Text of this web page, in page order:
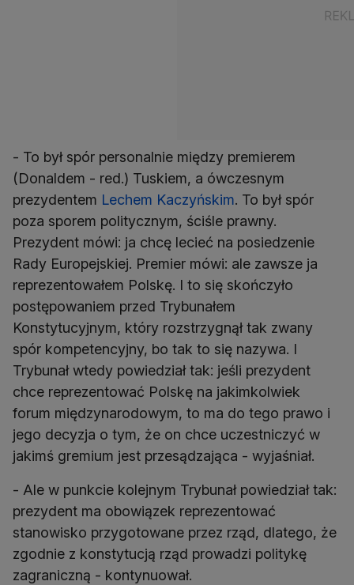
- To był spór personalnie między premierem
(Donaldem - red.) Tuskiem, a ówczesnym
prezydentem Lechem Kaczyńskim. To był spór
poza sporem politycznym, ściśle prawny.
Prezydent mówi: ja chcę lecieć na posiedzenie
Rady Europejskiej. Premier mówi: ale zawsze ja
reprezentowałem Polskę. I to się skończyło
postępowaniem przed Trybunałem
Konstytucyjnym, który rozstrzygnął tak zwany
spór kompetencyjny, bo tak to się nazywa. I
Trybunał wtedy powiedział tak: jeśli prezydent
chce reprezentować Polskę na jakimkolwiek
forum międzynarodowym, to ma do tego prawo i
jego decyzja o tym, że on chce uczestniczyć w
jakimś gremium jest przesądzająca - wyjaśniał.
- Ale w punkcie kolejnym Trybunał powiedział tak:
prezydent ma obowiązek reprezentować
stanowisko przygotowane przez rząd, dlatego, że
zgodnie z konstytucją rząd prowadzi politykę
zagraniczną - kontynuował.